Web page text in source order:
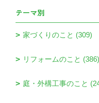
テーマ別
家づくりのこと (309)
リフォームのこと (386)
庭・外構工事のこと